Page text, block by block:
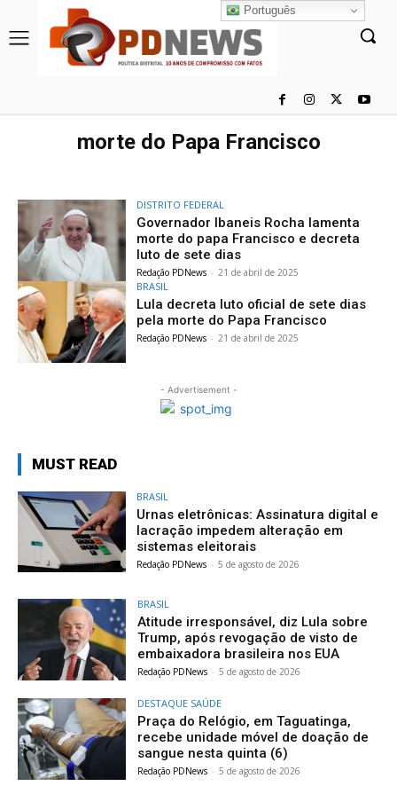
morte do Papa Francisco
DISTRITO FEDERAL
Governador Ibaneis Rocha lamenta
morte do papa Francisco e decreta
luto de sete dias
Redação PDNews - 21 de abril de 2025
BRASIL
Lula decreta luto oficial de sete dias
pela morte do Papa Francisco
Redação PDNews - 21 de abril de 2025
- Advertisement -
MUST READ
BRASIL
Urnas eletrônicas: Assinatura digital e
lacração impedem alteração em
sistemas eleitorais
Redação PDNews - 5 de agosto de 2026
BRASIL
Atitude irresponsável, diz Lula sobre
Trump, após revogação de visto de
embaixadora brasileira nos EUA
Redação PDNews - 5 de agosto de 2026
DESTAQUE SAÚDE
Praça do Relógio, em Taguatinga,
recebe unidade móvel de doação de
sangue nesta quinta (6)
Redação PDNews - 5 de agosto de 2026
Português